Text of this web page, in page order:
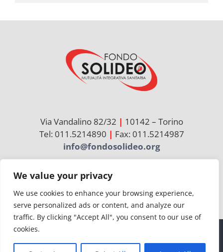
We value your privacy
We use cookies to enhance your browsing experience,
serve personalized ads or content, and analyze our
traffic. By clicking "Accept All", you consent to our use of
cookies.
Via Vandalino 82/32 | 10142 – Torino
Tel: 011.5214890 | Fax: 011.5214987
info@fondosolideo.org
Cerca
per: